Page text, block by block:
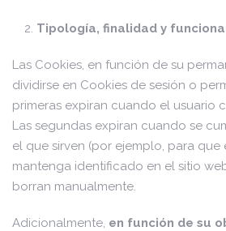
Tipología, finalidad y
Las Cookies, en función de su
dividirse en Cookies de sesión o
primeras expiran cuando el usuario
Las segundas expiran cuando se
el que sirven (por ejemplo, para que
mantenga identificado en el sitio
borran manualmente.
Adicionalmente, en función de su